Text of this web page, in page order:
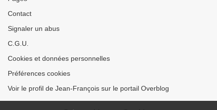
Contact
Signaler un abus
C.G.U.
Cookies et données personnelles
Préférences cookies
Voir le profil de Jean-François sur le portail Overblog